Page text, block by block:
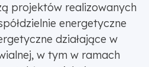
projektów realizowanych
energetyczne
działające w
w tym w ramach